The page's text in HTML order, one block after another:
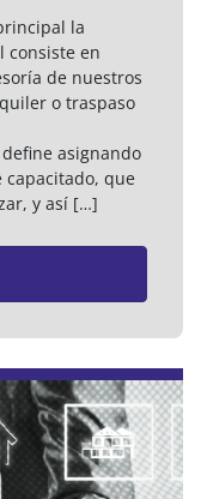
la
consiste en
de nuestros
o traspaso
asignando
capacitado, que
y así […]